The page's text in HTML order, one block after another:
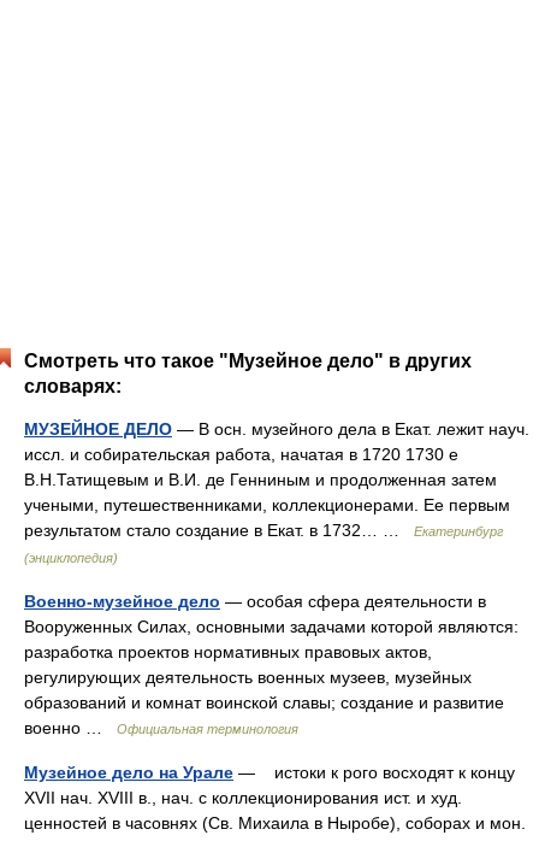
Смотреть что такое "Музейное дело" в других
словарях:
МУЗЕЙНОЕ ДЕЛО — В осн. музейного дела в Екат. лежит науч.
иссл. и собирательская работа, начатая в 1720 1730 е
В.Н.Татищевым и В.И. де Генниным и продолженная затем
учеными, путешественниками, коллекционерами. Ее первым
результатом стало создание в Екат. в 1732… …
Екатеринбург
(энциклопедия)
Военно-музейное дело — особая сфера деятельности в
Вооруженных Силах, основными задачами которой являются:
разработка проектов нормативных правовых актов,
регулирующих деятельность военных музеев, музейных
образований и комнат воинской славы; создание и развитие
военно …
Официальная терминология
Музейное дело на Урале — истоки к рого восходят к концу
XVII нач. XVIII в., нач. с коллекционирования ист. и худ.
ценностей в часовнях (Св. Михаила в Ныробе), соборах и мон.